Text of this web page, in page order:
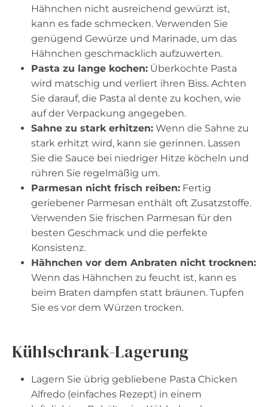
Hähnchen nicht ausreichend gewürzt ist,
kann es fade schmecken. Verwenden Sie
genügend Gewürze und Marinade, um das
Hähnchen geschmacklich aufzuwerten.
Pasta zu lange kochen: Überkochte Pasta
wird matschig und verliert ihren Biss. Achten
Sie darauf, die Pasta al dente zu kochen, wie
auf der Verpackung angegeben.
Sahne zu stark erhitzen: Wenn die Sahne zu
stark erhitzt wird, kann sie gerinnen. Lassen
Sie die Sauce bei niedriger Hitze köcheln und
rühren Sie regelmäßig um.
Parmesan nicht frisch reiben: Fertig
geriebener Parmesan enthält oft Zusatzstoffe.
Verwenden Sie frischen Parmesan für den
besten Geschmack und die perfekte
Konsistenz.
Hähnchen vor dem Anbraten nicht trocknen:
Wenn das Hähnchen zu feucht ist, kann es
beim Braten dampfen statt bräunen. Tupfen
Sie es vor dem Würzen trocken.
Kühlschrank-Lagerung
Lagern Sie übrig gebliebene Pasta Chicken
Alfredo (einfaches Rezept) in einem